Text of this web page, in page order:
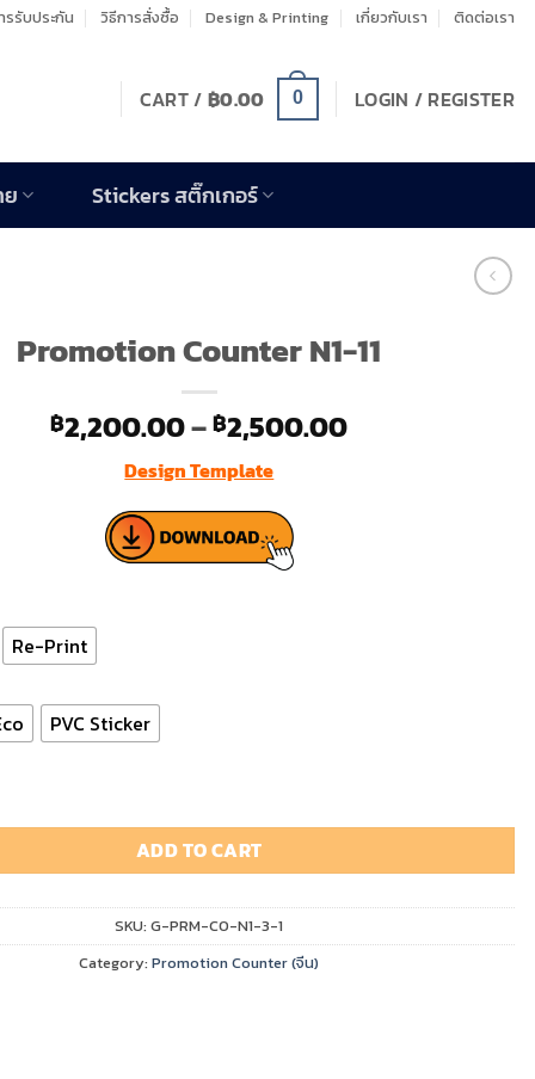
รรับประกัน วิธีการสั่งซื้อ Design & Printing เกี่ยวกับเรา ติดต่อเรา
CART /฿0.00 0 LOGIN / REGISTER
Stickers สติ๊กเกอร์
Promotion Counter N1-11
฿2,200.00–฿2,500.00Price
Design Template
Re-Print
PVC Sticker
N1-11 quantity
ADD TO CART
SKU:G-PRM-CO-N1-3-1
Category:Promotion Counter (จีน)